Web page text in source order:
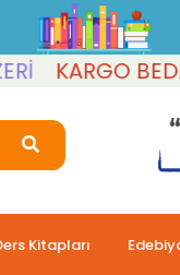
KARGO BEDAVA
Kitapları